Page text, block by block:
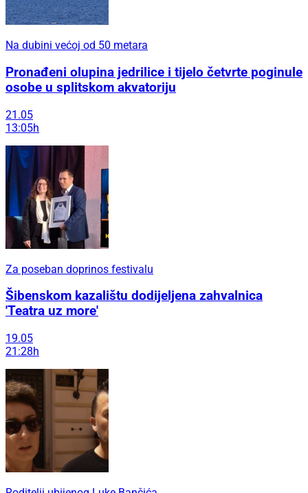
Na dubini većoj od 50 metara
Pronađeni olupina jedrilice i tijelo četvrte poginule
osobe u splitskom akvatoriju
21.05
13:05h
Za poseban doprinos festivalu
Šibenskom kazalištu dodijeljena zahvalnica
'Teatra uz more'
19.05
21:28h